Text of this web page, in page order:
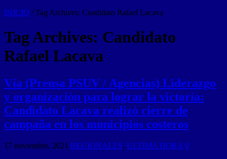
INICIO / Tag Archives: Candidato Rafael Lacava
Tag Archives: Candidato
Rafael Lacava
Vía (Prensa PSUV / Agencias) Liderazgo
y organización para lograr la victoria:
Candidato Lacava realizó cierre de
campaña en los municipios costeros
17 noviembre, 2021 REGIONALES, ULTIMA HORA 0